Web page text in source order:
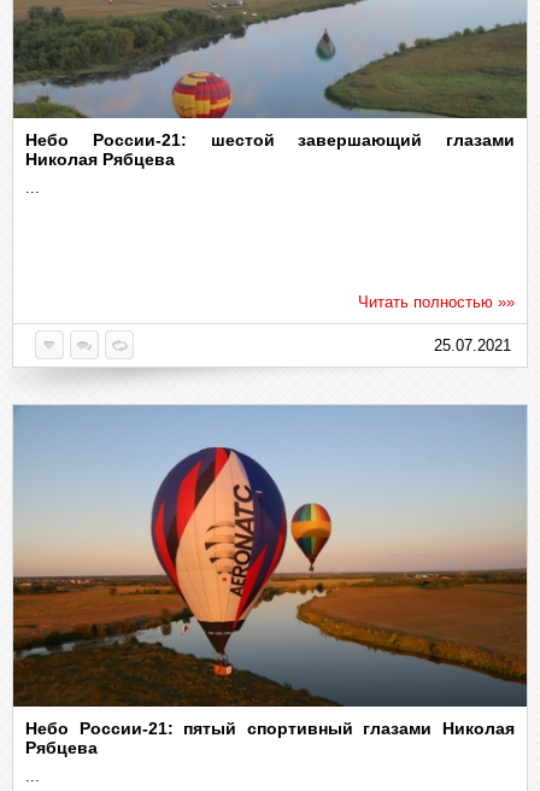
Небо России-21: шестой завершающий глазами
Николая Рябцева
...
Читать полностью »»
25.07.2021
Небо России-21: пятый спортивный глазами Николая
Рябцева
...